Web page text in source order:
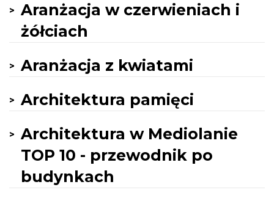
Aranżacja w czerwieniach i
żółciach
Aranżacja z kwiatami
Architektura pamięci
Architektura w Mediolanie
TOP 10 - przewodnik po
budynkach